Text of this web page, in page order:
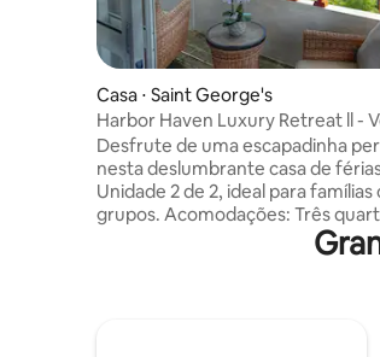
Casa ⋅ Saint George's
Harbor Haven Luxury Retreat ll -
Incluído
Desfrute de uma escapadinha
nesta deslumbrante casa de
Unidade 2 de 2, ideal para famílias
grupos. Acomodações: Três quartos
elegantes com camas queen
aconchegantes. Comodidades: